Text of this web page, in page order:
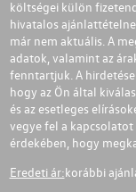
költségei külön
hivatalos
már nem aktuális. A
adatok, valamint az
fenntartjuk. A
hogy az Ön által
és az esetleges
vegye fel a
érdekében, hogy
Eredeti ár:korábbi